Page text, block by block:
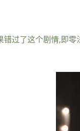
过了这个剧情,即